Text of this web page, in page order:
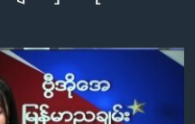
ား